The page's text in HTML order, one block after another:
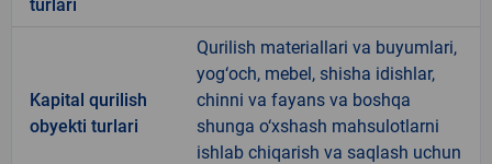
turlari
Kapital qurilish
obyekti turlari
Qurilish materiallari va buyumlari,
yog‘och, mebel, shisha idishlar,
chinni va fayans va boshqa
shunga o‘xshash mahsulotlarni
ishlab chiqarish va saqlash uchun